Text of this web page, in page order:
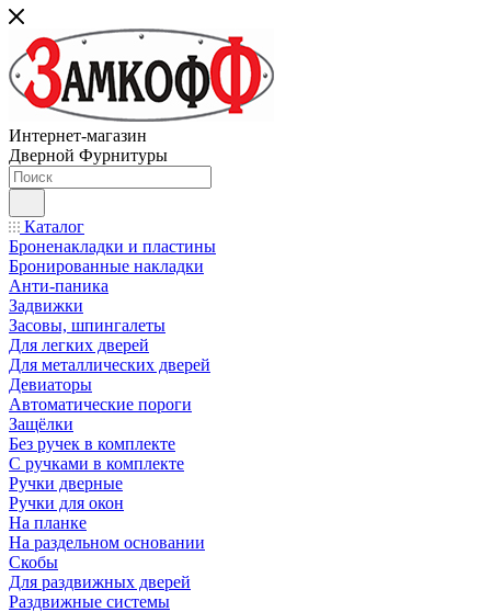
Интернет-магазин
Дверной Фурнитуры
Каталог
Броненакладки и пластины
Бронированные накладки
Анти-паника
Задвижки
Засовы, шпингалеты
Для легких дверей
Для металлических дверей
Девиаторы
Автоматические пороги
Защёлки
Без ручек в комплекте
С ручками в комплекте
Ручки дверные
Ручки для окон
На планке
На раздельном основании
Скобы
Для раздвижных дверей
Раздвижные системы